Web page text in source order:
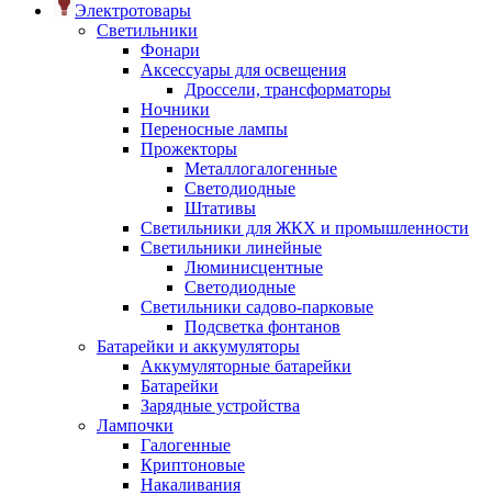
Электротовары
Светильники
Фонари
Аксессуары для освещения
Дроссели, трансформаторы
Ночники
Переносные лампы
Прожекторы
Металлогалогенные
Светодиодные
Штативы
Светильники для ЖКХ и промышленности
Светильники линейные
Люминисцентные
Светодиодные
Светильники садово-парковые
Подсветка фонтанов
Батарейки и аккумуляторы
Аккумуляторные батарейки
Батарейки
Зарядные устройства
Лампочки
Галогенные
Криптоновые
Накаливания